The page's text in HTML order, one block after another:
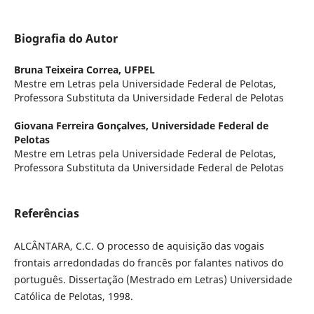
Biografia do Autor
Bruna Teixeira Correa, UFPEL
Mestre em Letras pela Universidade Federal de Pelotas,
Professora Substituta da Universidade Federal de Pelotas
Giovana Ferreira Gonçalves, Universidade Federal de
Pelotas
Mestre em Letras pela Universidade Federal de Pelotas,
Professora Substituta da Universidade Federal de Pelotas
Referências
ALCÂNTARA, C.C. O processo de aquisição das vogais
frontais arredondadas do francês por falantes nativos do
português. Dissertação (Mestrado em Letras) Universidade
Católica de Pelotas, 1998.